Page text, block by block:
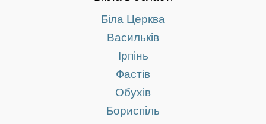
Біла Церква
Васильків
Ірпінь
Фастів
Обухів
Бориспіль